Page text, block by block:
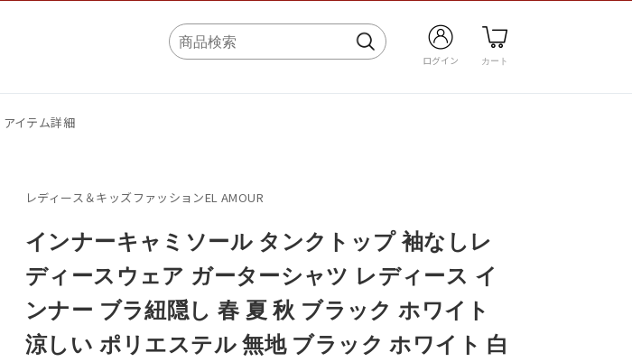
アイテム詳細
レディース＆キッズファッションEL AMOUR
インナーキャミソール タンクトップ 袖なしレ
ディースウェア ガーターシャツ レディース イ
ンナー ブラ紐隠し 春 夏 秋 ブラック ホワイト
涼しい ポリエステル 無地 ブラック ホワイト 白